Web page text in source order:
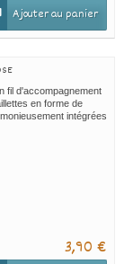
Ajouter au panier
fil d'accompagnement
en forme de
intégrées
3,90 €